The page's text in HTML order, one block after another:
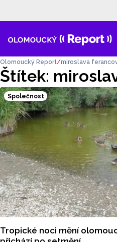
Štítek:
Olomoucký Report miroslava
Společnost
Tropické noci mění